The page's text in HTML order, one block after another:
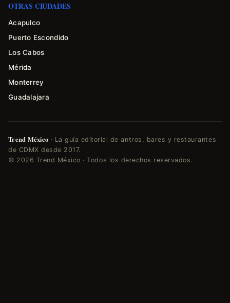
OTRAS CIUDADES
Acapulco
Puerto Escondido
Los Cabos
Mérida
Monterrey
Guadalajara
Trend México · La guía editorial de antros, bares y restaurantes
de CDMX desde 2017.
© 2026 Trend México · Todos los derechos reservados.